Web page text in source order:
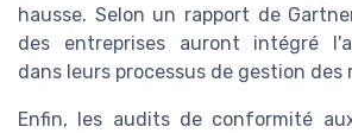
hausse. Selon un rapport de
des entreprises auront intégré
dans leurs processus de gestion des
Enfin, les audits de conformité